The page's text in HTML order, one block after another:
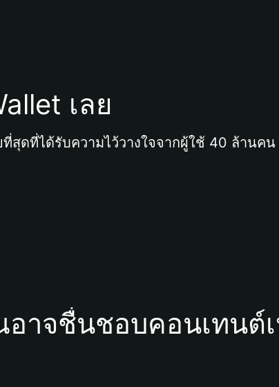
เลย
ดที่ได้รับความไว้วางใจจากผู้ใช้ 40 ล้านคน
าจชื่นชอบคอนเทนต์